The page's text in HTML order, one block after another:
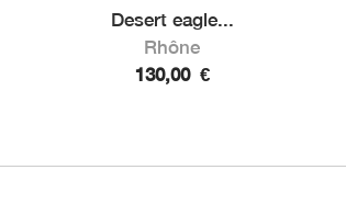
Desert eagle...
Rhône
130,00 €